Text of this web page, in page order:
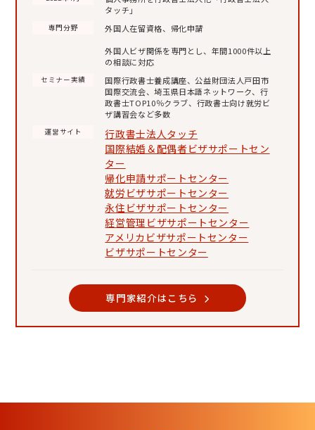
タッチ」
専門分野
外国人在留資格、帰化申請
外国人ビザ関係を専門とし、年間1000件以上
の相談に対応
セミナー実績
国際行政書士養成講座、公益財団法人戸田市
国際交流会、埼玉県日本語ネットワーク、行
政書士TOP10％クラブ、行政書士向け就労ビ
ザ講習会など多数
運営サイト
行政書士法人タッチ
国際結婚＆配偶者ビザサポートセン
ター
帰化申請サポートセンター
就労ビザサポートセンター
永住ビザサポートセンター
経営管理ビザサポートセンター
アメリカビザサポートセンター
ビザサポートセンター
専門家紹介はこちら